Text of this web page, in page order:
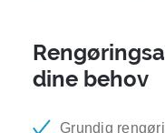
dine behov
Grundig